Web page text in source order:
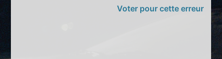
Voter pour cette erreur